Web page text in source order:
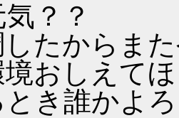
？？
したからま
おしえて
き誰かよ